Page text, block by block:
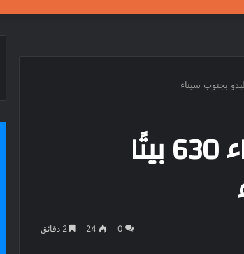
على الطراز الإنجليزي.. إنشاء 630 بيتًا
0
24